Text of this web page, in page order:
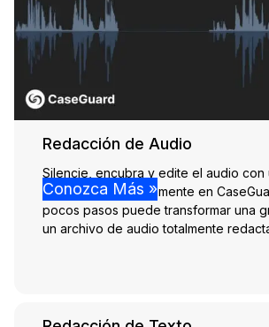
Redacción de Audio
Silencie, encubra y edite el audio con
grabe audio directamente en
pocos pasos puede transformar una
un archivo de audio totalmente
Conozca Más »